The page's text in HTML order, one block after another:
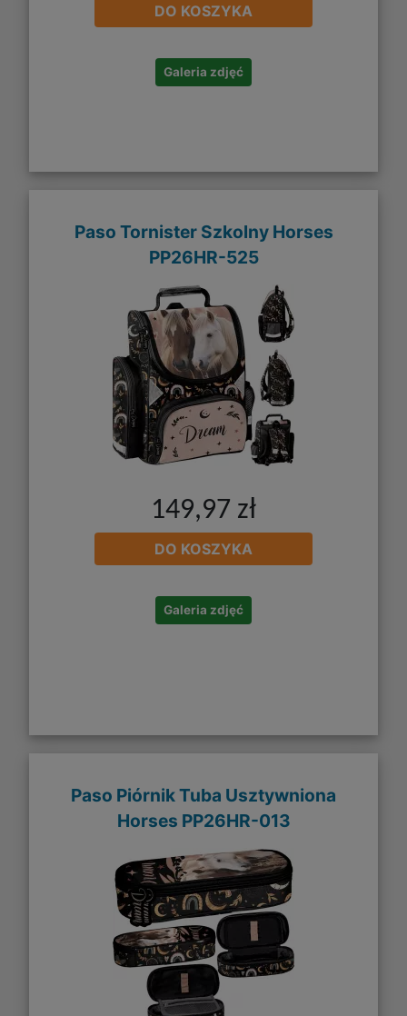
DO KOSZYKA
Galeria zdjęć
Paso Tornister Szkolny Horses
PP26HR-525
149,97 zł
DO KOSZYKA
Galeria zdjęć
Paso Piórnik Tuba Usztywniona
Horses PP26HR-013